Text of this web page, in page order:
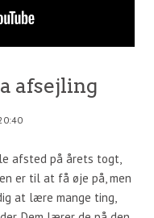
afsejling
afsted på årets togt,
er til at få øje på, men
at lære mange ting,